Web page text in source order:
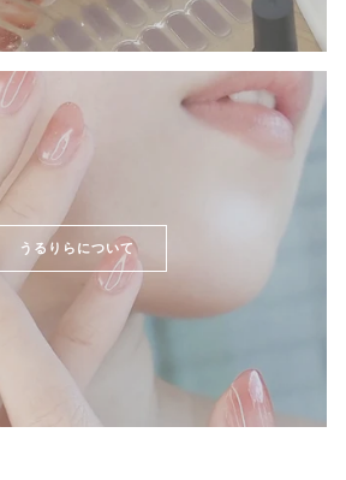
うるりらについて